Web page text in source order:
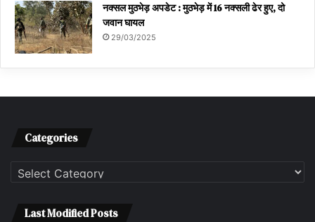
नक्सल मुठभेड़ अपडेट : मुठभेड़ में 16 नक्सली ढेर हुए, दो
जवान घायल
29/03/2025
Categories
Categories
Last Modified Posts